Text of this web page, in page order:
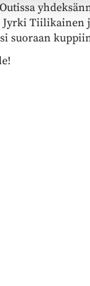
Jyrki Tiilikainen
suoraan